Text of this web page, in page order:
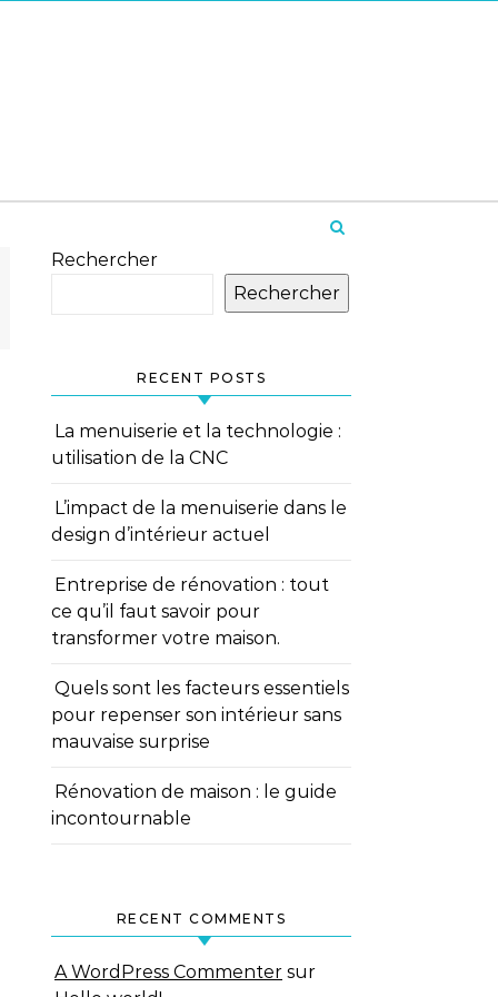
Rechercher
Rechercher
RECENT POSTS
La menuiserie et la technologie :
utilisation de la CNC
L’impact de la menuiserie dans le
design d’intérieur actuel
Entreprise de rénovation : tout
ce qu’il faut savoir pour
transformer votre maison.
Quels sont les facteurs essentiels
pour repenser son intérieur sans
mauvaise surprise
Rénovation de maison : le guide
incontournable
RECENT COMMENTS
A WordPress Commenter sur